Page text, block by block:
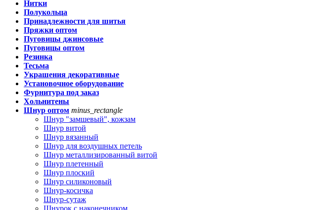
Нитки
Полукольца
Принадлежности для шитья
Пряжки оптом
Пуговицы джинсовые
Пуговицы оптом
Резинка
Тесьма
Украшения декоративные
Установочное оборудование
Фурнитура под заказ
Хольнитены
Шнур оптом minus_rectangle
Шнур "замшевый", кожзам
Шнур витой
Шнур вязанный
Шнур для воздушных петель
Шнур металлизированный витой
Шнур плетенный
Шнур плоский
Шнур силиконовый
Шнур-косичка
Шнур-сутаж
Шнурок с наконечником